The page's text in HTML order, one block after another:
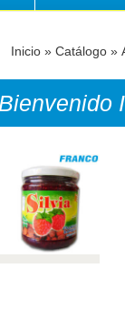
Inicio » Catálogo »
Bienvenido